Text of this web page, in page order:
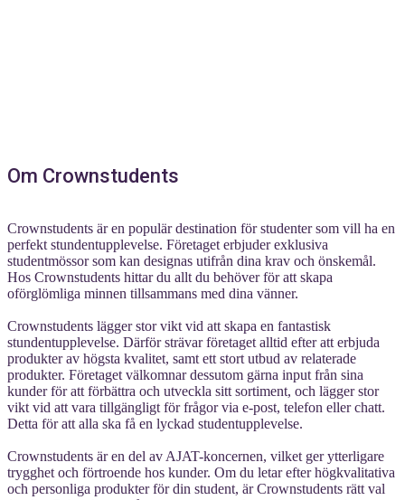
Om Crownstudents
Crownstudents är en populär destination för studenter som vill ha en
perfekt stundentupplevelse. Företaget erbjuder exklusiva
studentmössor som kan designas utifrån dina krav och önskemål.
Hos Crownstudents hittar du allt du behöver för att skapa
oförglömliga minnen tillsammans med dina vänner.
Crownstudents lägger stor vikt vid att skapa en fantastisk
stundentupplevelse. Därför strävar företaget alltid efter att erbjuda
produkter av högsta kvalitet, samt ett stort utbud av relaterade
produkter. Företaget välkomnar dessutom gärna input från sina
kunder för att förbättra och utveckla sitt sortiment, och lägger stor
vikt vid att vara tillgängligt för frågor via e-post, telefon eller chatt.
Detta för att alla ska få en lyckad studentupplevelse.
Crownstudents är en del av AJAT-koncernen, vilket ger ytterligare
trygghet och förtroende hos kunder. Om du letar efter högkvalitativa
och personliga produkter för din student, är Crownstudents rätt val